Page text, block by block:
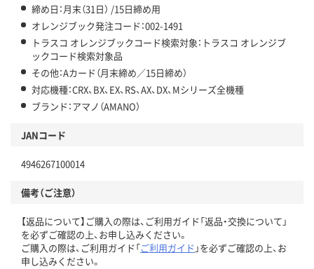
締め日：月末（31日） /15日締め用
オレンジブック発注コード：002-1491
トラスコ オレンジブックコード検索対象：トラスコ オレンジブ
ックコード検索対象品
その他：Aカード（月末締め／15日締め）
対応機種：CRX、BX、EX、RS、AX、DX、Mシリーズ全機種
ブランド：アマノ（AMANO）
JANコード
4946267100014
備考（ご注意）
【返品について】ご購入の際は、ご利用ガイド「返品・交換について」
を必ずご確認の上、お申し込みください。
ご購入の際は、ご利用ガイド「ご利用ガイド 」を必ずご確認の上、お
申し込みください。